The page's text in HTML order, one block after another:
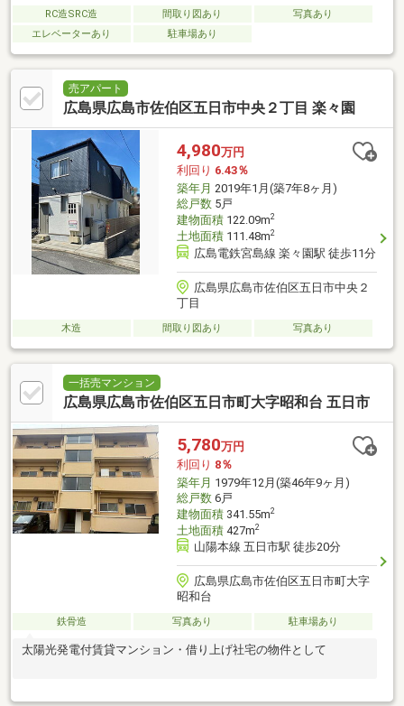
RC造SRC造 間取り図あり
写真あり
エレベーターあり
駐車場あり
売アパート
広島県広島市佐伯区五日市中央２丁目 楽々園
4,980万円
利回り 6.43％
築年月 2019年1月(築7年8ヶ月)
総戸数5戸
建物面積122.09m2
土地面積111.48m2
広島電鉄宮島線 楽々園駅 徒歩11分
広島県広島市佐伯区五日市中央２
丁目
木造 間取り図あり 写真あり
一括売マンション
広島県広島市佐伯区五日市町大字昭和台 五日市
5,780万円
利回り 8％
築年月 1979年12月(築46年9ヶ月)
総戸数6戸
建物面積341.55m2
土地面積427m2
山陽本線 五日市駅 徒歩20分
広島県広島市佐伯区五日市町大字
昭和台
鉄骨造 写真あり 駐車場あり
太陽光発電付賃貸マンション・借り上げ社宅の物件として